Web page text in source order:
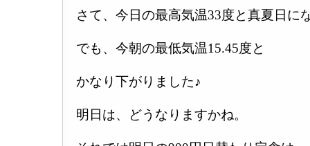
さて、今日の最高気温33度と真夏日に
でも、今朝の最低気温15.45度と
かなり下がりました♪
明日は、どうなりますかね。